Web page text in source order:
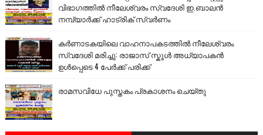
വിഭാഗത്തിൽ നീലേശ്വരം സ്വദേശി ഇ.ബാലൻ
നമ്പ്യാർക്ക് ഹാട്രിക് സ്വർണം
കർണാടകയിലെ വാഹനാപകടത്തിൽ നീലേശ്വരം
സ്വദേശി മരിച്ചു: രാജാസ് സ്കൂൾ അധ്യാപകൻ
ഉൾപ്പെടെ 4 പേർക്ക് പരിക്ക്
രാമസവിധേ പുസ്തകം പ്രകാശനം ചെയ്തു